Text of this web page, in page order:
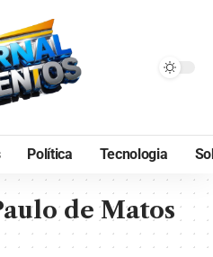
Política Tecnologia
de Matos